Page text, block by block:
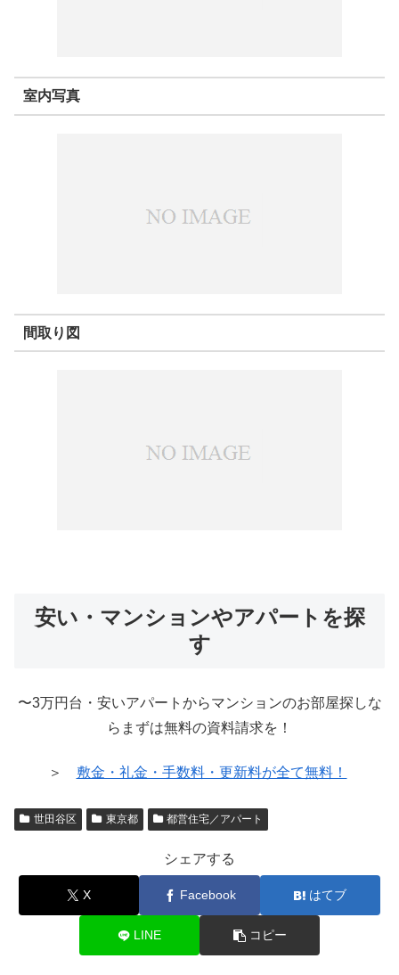
室内写真
間取り図
安い・マンションやアパートを探
す
〜3万円台・安いアパートからマンションのお部屋探しな
らまずは無料の資料請求を！
＞ 敷金・礼金・手数料・更新料が全て無料！
世田谷区 東京都 都営住宅／アパート
シェアする
X Facebook はてブ
LINE コピー